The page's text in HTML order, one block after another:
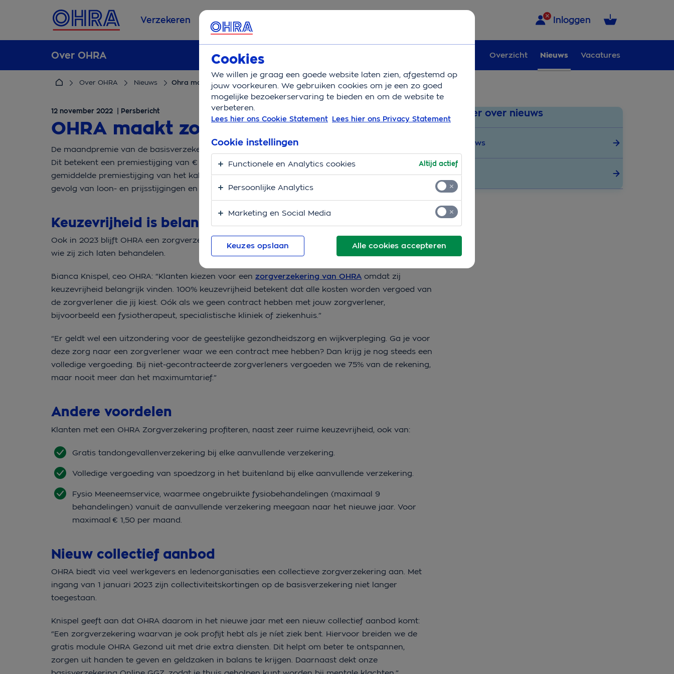
Verzekeren Service & Contact Inloggen
Over OHRA Overzicht Nieuws Vacatures
Over OHRA Nieuws Ohra maakt zorgpremie 2023 bekend
12 november 2022 | Persbericht
OHRA maakt zorgpremie 2023 bekend
De maandpremie van de basisverzekering van verzekeraar OHRA Zorg wordt € 135,95 in 2023.
Dit betekent een premiestijging van € 1,11 per maand. Hiermee blijft OHRA onder de verwachte
gemiddelde premiestijging van het kabinet van € 8,33 per maand. De zorgkosten lopen op als
gevolg van loon- en prijsstijgingen en specialistische zorg.
Keuzevrijheid is belangrijk
Ook in 2023 blijft OHRA een zorgverzekeraar waarbij klanten zelf kunnen kiezen waar en door
wie zij zich laten behandelen.
Bianca Knispel, ceo OHRA: “Klanten kiezen voor een zorgverzekering van OHRA omdat zij
keuzevrijheid belangrijk vinden. 100% keuzevrijheid betekent dat alle kosten worden vergoed van
de zorgverlener die jij kiest. Oók als we geen contract hebben met jouw zorgverlener,
bijvoorbeeld een fysiotherapeut, specialistische kliniek of ziekenhuis.”
“Er geldt wel een uitzondering voor de geestelijke gezondheidszorg en wijkverpleging. Ga je voor
deze zorg naar een zorgverlener waar we een contract mee hebben? Dan krijg je nog steeds een
volledige vergoeding. Bij niet-gecontracteerde zorgverleners vergoeden we 75% van de rekening,
maar nooit meer dan het maximumtarief.”
Andere voordelen
Klanten met een OHRA Zorgverzekering profiteren, naast zeer ruime keuzevrijheid, ook van:
Gratis tandongevallenverzekering bij elke aanvullende verzekering.
Volledige vergoeding van spoedzorg in het buitenland bij elke aanvullende verzekering.
Fysio Meeneemservice, waarmee ongebruikte fysiobehandelingen (maximaal 9
behandelingen) vanuit de aanvullende verzekering meegaan naar het nieuwe jaar. Voor
maximaal € 1,50 per maand.
Nieuw collectief aanbod
OHRA biedt via veel werkgevers en ledenorganisaties een collectieve zorgverzekering aan. Met
ingang van 1 januari 2023 zijn collectiviteitskortingen op de basisverzekering niet langer
toegestaan.
Knispel geeft aan dat OHRA daarom in het nieuwe jaar met een nieuw collectief aanbod komt:
“Een zorgverzekering waarvan je ook profijt hebt als je níet ziek bent. Hiervoor breiden we de
gratis module OHRA Gezond uit met drie extra diensten. Dit helpt om beter te ontspannen,
zorgen uit handen te geven en geldzaken in balans te krijgen. Daarnaast dekt onze
Meer over nieuws
Nieuws
Pers
Cookies
We willen je graag een goede website laten zien, afgestemd op
jouw voorkeuren. We gebruiken cookies om je een zo goed
mogelijke bezoekerservaring te bieden en om de website te
verbeteren.
Lees hier ons Cookie Statement Lees hier ons Privacy Statement
Alle cookies accepteren
Cookie instellingen
Functionele en Analytics cookies Altijd actief
Persoonlijke Analytics
Marketing en Social Media
Keuzes opslaan